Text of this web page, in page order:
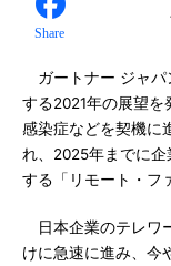
Share
ガートナー ジャパ
する2021年の展望を
感染症などを契機に
れ、2025年までに
する「リモート・フ
日本企業のテレワ
けに急速に進み、今